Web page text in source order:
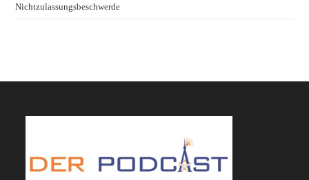
Nichtzulassungsbeschwerde